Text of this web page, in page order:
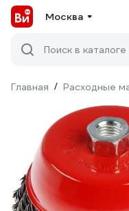
Москва
Поиск в каталоге
Главная / Расходные